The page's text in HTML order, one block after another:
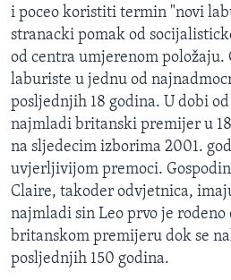
PRATITE NAS
Jezici
i poceo koristiti termin "novi
stranacki pomak od
od centra umjerenom položaju.
laburiste u jednu od
posljednjih 18 godina. U dobi
najmladi britanski premijer u
na sljedecim izborima 2001.
uvjerljivijom premoci.
Claire, takoder odvjetnica,
najmladi sin Leo prvo je
britanskom premijeru dok se
posljednjih 150 godina.